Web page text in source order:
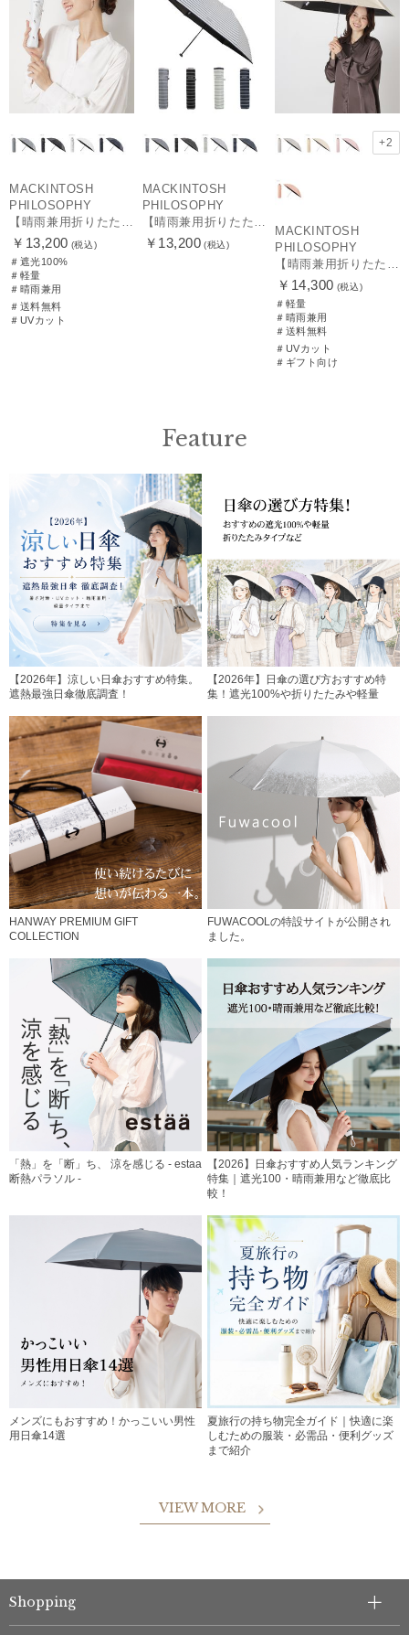
MACKINTOSH
PHILOSOPHY
￥13,200 (税込)
＃遮光100%
＃軽量
＃晴雨兼用
＃送料無料
＃UVカット
MACKINTOSH
PHILOSOPHY
￥13,200 (税込)
+2
MACKINTOSH
PHILOSOPHY
【晴雨兼用折りたたみ日傘】マッキントッシュ フィロソフィー (MACKINTOSH PHILOSOPHY)シャンブレーワンポイントロゴ
￥14,300 (税込)
＃軽量
＃晴雨兼用
＃送料無料
＃UVカット
＃ギフト向け
Feature
【2026年】涼しい日傘おすすめ特集。
遮熱最強日傘徹底調査！
【2026年】日傘の選び方おすすめ特
集！遮光100%や折りたたみや軽量
HANWAY PREMIUM GIFT
COLLECTION
FUWACOOLの特設サイトが公開され
ました。
「熱」を「断」ち、 涼を感じる - estaa
断熱パラソル -
【2026】日傘おすすめ人気ランキング
特集｜遮光100・晴雨兼用など徹底比
較！
メンズにもおすすめ！かっこいい男性
用日傘14選
夏旅行の持ち物完全ガイド｜快適に楽
しむための服装・必需品・便利グッズ
まで紹介
VIEW MORE
Shopping